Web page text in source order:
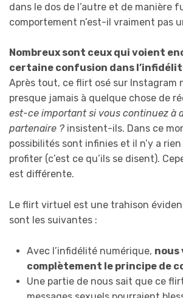
dans le dos de l’autre et de manière
comportement n’est-il vraiment pas
Nombreux sont ceux qui voient
certaine confusion dans
Après tout, ce flirt osé sur Instagram
presque jamais à quelque chose de
est-ce important si vous continuez à
partenaire ? insistent-ils. Dans ce
possibilités sont infinies et il n’y a
profiter (c’est ce qu’ils se disent).
est différente.
Le flirt virtuel est une trahison
sont les suivantes :
Avec l’infidélité numérique, nous
complètement le principe de
Une partie de nous sait que ce